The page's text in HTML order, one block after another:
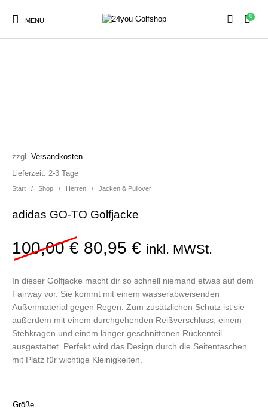
MENU
0
SALE!
Start / Shop / Herren / Jacken & Pullover
adidas GO-TO Golfjacke
100,00€ Ursprünglicher Preis
80,95€ Aktueller Preis
inkl. MWSt.
zzgl.Versandkosten
In dieser Golfjacke macht dir so schnell niemand etwas auf dem
Fairway vor. Sie kommt mit einem wasserabweisenden
Außenmaterial gegen Regen. Zum zusätzlichen Schutz ist sie
außerdem mit einem durchgehenden Reißverschluss, einem
Stehkragen und einem länger geschnittenen Rückenteil
ausgestattet. Perfekt wird das Design durch die Seitentaschen
mit Platz für wichtige Kleinigkeiten.
Lieferzeit: 2-3 Tage
Größe